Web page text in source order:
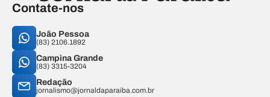
Contate-nos
João Pessoa
(83) 2106.1892
Campina Grande
(83) 3315-3204
Redação
jornalismo@jornaldaparaiba.com.br